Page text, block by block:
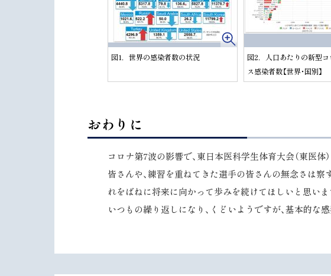
図1．世界の感染者数の状況
図2．人口あたりの新型
ス感染者数【世界・国別】
ッ
プ
に
戻
る
おわりに
コロナ第7波の影響で、東日本医科学生体育大会（東医
皆さんや、練習を重ねてきた選手の皆さんの無念さは察
れをばねに将来に向かって歩みを続けてほしいと思いま
いつもの繰り返しになり、くどいようですが、基本的な